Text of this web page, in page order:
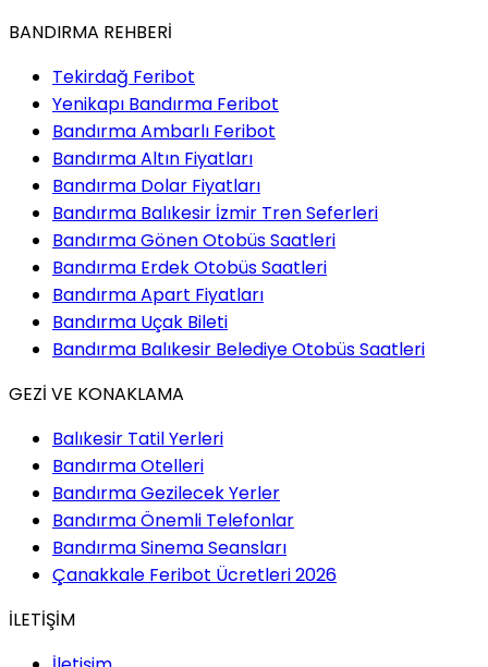
BANDIRMA REHBERİ
Tekirdağ Feribot
Yenikapı Bandırma Feribot
Bandırma Ambarlı Feribot
Bandırma Altın Fiyatları
Bandırma Dolar Fiyatları
Bandırma Balıkesir İzmir Tren Seferleri
Bandırma Gönen Otobüs Saatleri
Bandırma Erdek Otobüs Saatleri
Bandırma Apart Fiyatları
Bandırma Uçak Bileti
Bandırma Balıkesir Belediye Otobüs Saatleri
GEZİ VE KONAKLAMA
Balıkesir Tatil Yerleri
Bandırma Otelleri
Bandırma Gezilecek Yerler
Bandırma Önemli Telefonlar
Bandırma Sinema Seansları
Çanakkale Feribot Ücretleri 2026
İLETİŞİM